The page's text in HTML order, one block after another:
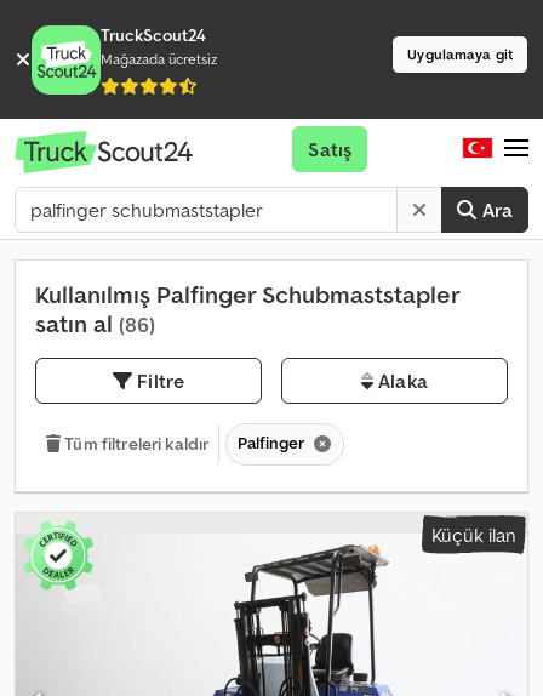
TruckScout24
Mağazada ücretsiz Uygulamaya git
Ara
Satış
Kullanılmış Palfinger Schubmaststapler
satın al (86)
Filtre Alaka
Tüm filtreleri kaldır Palfinger
Küçük ilan